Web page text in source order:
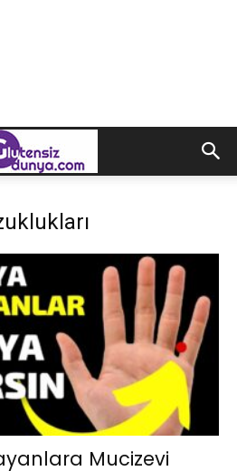
Mucizevi